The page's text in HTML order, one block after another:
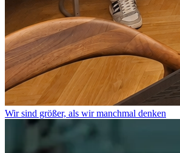
Wir sind größer, als wir manchmal denken